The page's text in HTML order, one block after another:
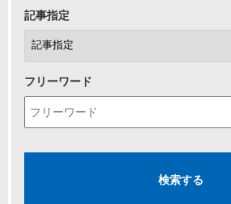
記事指定
フリーワード